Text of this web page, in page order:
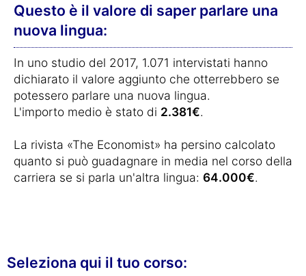
Questo è il valore di saper parlare una
nuova lingua:
In uno studio del 2017, 1.071 intervistati hanno
dichiarato il valore aggiunto che otterrebbero se
potessero parlare una nuova lingua.
L'importo medio è stato di 2.381€.
La rivista «The Economist» ha persino calcolato
quanto si può guadagnare in media nel corso della
carriera se si parla un'altra lingua: 64.000€.
Seleziona qui il tuo corso: